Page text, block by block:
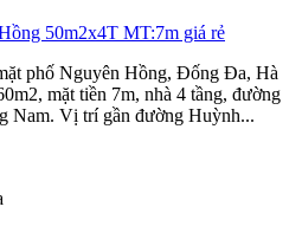
phố Nguyên Hồng, Đống Đa, Hà
mặt tiền 7m, nhà 4 tầng, đường
Nam. Vị trí gần đường Huỳnh...